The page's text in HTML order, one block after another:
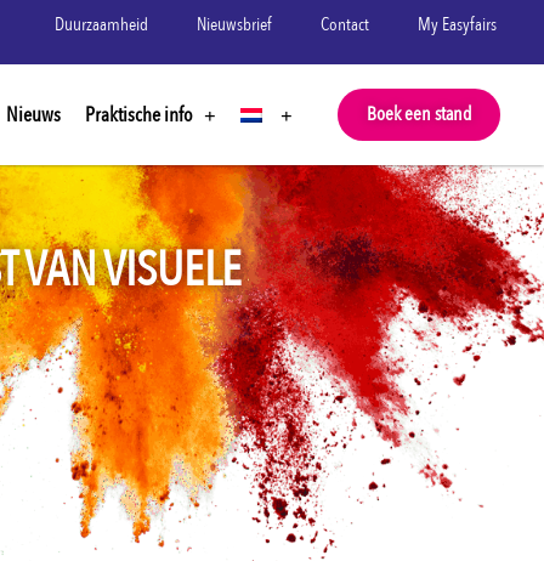
Duurzaamheid Nieuwsbrief Contact My Easyfairs
Nieuws Praktische info Boek een stand
VAN VISUELE